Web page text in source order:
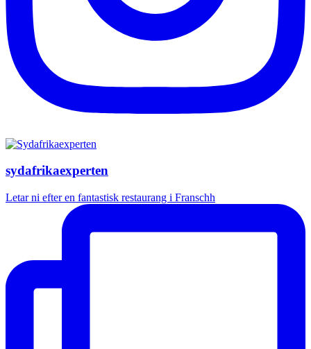
sydafrikaexperten
Letar ni efter en fantastisk restaurang i Franschh